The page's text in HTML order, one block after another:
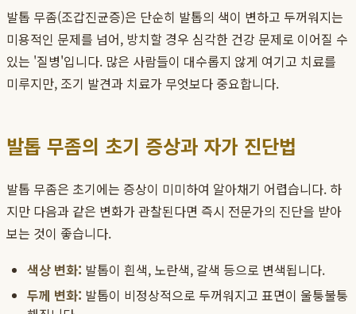
발톱 무좀(조갑진균증)은 단순히 발톱의 색이 변하고 두꺼워지는
미용적인 문제를 넘어, 방치할 경우 심각한 건강 문제로 이어질 수
있는 '질병'입니다. 많은 사람들이 대수롭지 않게 여기고 치료를
미루지만, 조기 발견과 치료가 무엇보다 중요합니다.
발톱 무좀의 초기 증상과 자가 진단법
발톱 무좀은 초기에는 증상이 미미하여 알아채기 어렵습니다. 하
지만 다음과 같은 변화가 관찰된다면 즉시 전문가의 진단을 받아
보는 것이 좋습니다.
색상 변화: 발톱이 흰색, 노란색, 갈색 등으로 변색됩니다.
두께 변화: 발톱이 비정상적으로 두꺼워지고 표면이 울퉁불퉁